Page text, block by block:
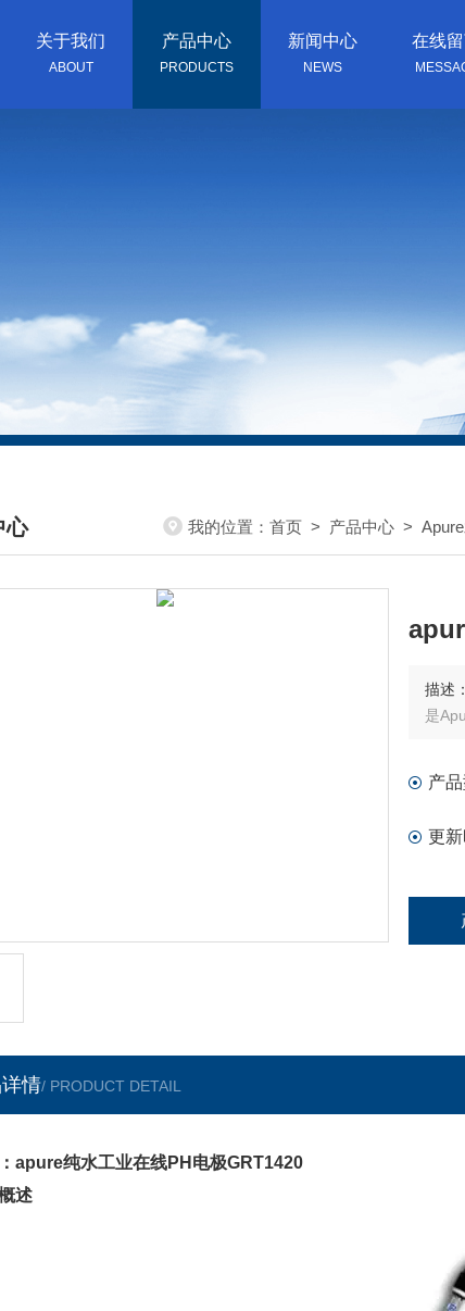
关于我们
ABOUT
产品中心
PRODUCTS
新闻中心
NEWS
在线
心
CENTER
我的位置： 首页 > 产品中心 >
描述：
是
产品
更新
情/ PRODUCT DETAIL
apure纯水工业在线PH电极GRT1420
述